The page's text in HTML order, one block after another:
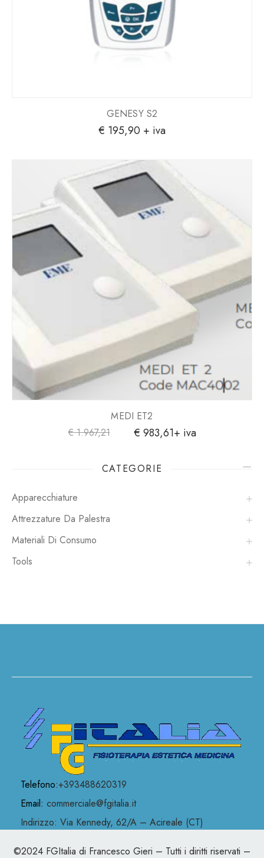
GENESY S2
€ 195,90 + iva
MEDI ET2
€1.967,21 € 983,61+ iva
CATEGORIE
Apparecchiature
Attrezzature Da Palestra
Materiali Di Consumo
Tools
Telefono:+393488620319
Email: commerciale@fgitalia.it
Indirizzo: Via Kennedy, 62/A – Acireale (CT)
©2024 FGItalia di Francesco Gieri – Tutti i diritti riservati –